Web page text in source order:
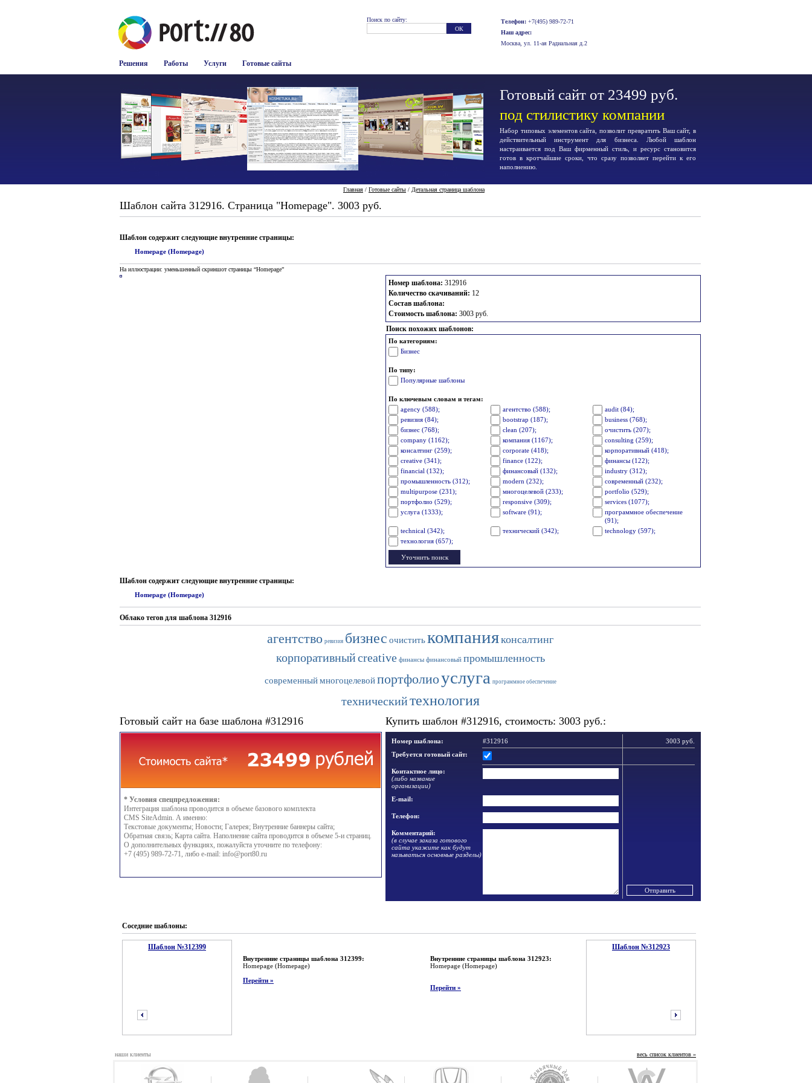
Решения Работы Услуги Готовые сайты
Поиск по сайту: Телефон: +7(495) 989-72-71
Наш адрес:
Москва, ул. 11-ая Радиальная д.2
Готовый сайт от 23499 руб.
под стилистику компании
Набор типовых элементов сайта, позволит превратить Ваш сайт, в
действительный инструмент для бизнеса. Любой шаблон
настраивается под Ваш фирменный стиль, и ресурс становится
готов в кротчайшие сроки, что сразу позволяет перейти к его
наполнению.
Главная / Готовые сайты / Детальная страница шаблона
Шаблон сайта 312916. Страница "Homepage". 3003 руб.
Шаблон содержит следующие внутренние страницы:
Homepage (Homepage)
На иллюстрации: уменьшенный скриншот страницы “Homepage”
Номер шаблона: 312916
Количество скачиваний: 12
Состав шаблона:
Стоимость шаблона: 3003 руб.
Поиск похожих шаблонов:
По категориям:
Бизнес
По типу:
Популярные шаблоны
По ключевым словам и тегам:
agency (588);
агентство (588);
audit (84);
ревизия (84);
bootstrap (187);
business (768);
бизнес (768);
clean (207);
очистить (207);
company (1162);
компания (1167);
consulting (259);
консалтинг (259);
corporate (418);
корпоративный (418);
creative (341);
finance (122);
финансы (122);
financial (132);
финансовый (132);
industry (312);
промышленность (312);
modern (232);
современный (232);
multipurpose (231);
многоцелевой (233);
portfolio (529);
портфолио (529);
responsive (309);
services (1077);
услуга (1333);
software (91);
программное обеспечение
(91);
technical (342);
технический (342);
technology (597);
технология (657);
Шаблон содержит следующие внутренние страницы:
Homepage (Homepage)
Облако тегов для шаблона 312916
агентство ревизия бизнес очиститькомпанияконсалтинг
корпоративныйcreative финансы финансовый промышленность
современный многоцелевой портфолиоуслуга программное обеспечение
техническийтехнология
Готовый сайт на базе шаблона #312916
* Условия спецпредложения:
Интеграция шаблона проводится в объеме базового комплекта
CMS SiteAdmin. А именно:
Текстовые документы; Новости; Галерея; Внутренние баннеры сайта;
Обратная связь; Карта сайта. Наполнение сайта проводится в объеме 5-и страниц.
О дополнительных функциях, пожалуйста уточните по телефону:
+7 (495) 989-72-71, либо e-mail: info@port80.ru
Купить шаблон #312916, стоимость: 3003 руб.:
Номер шаблона: #312916
3003 руб.
Требуется готовый сайт:
Контактное лицо:
(либо название
организации)
E-mail:
Телефон:
Комментарий:
(в случае заказа готового
сайта укажите как будут
называться основные разделы)
Соседние шаблоны:
Шаблон №312399
Внутренние страницы шаблона 312399:
Homepage (Homepage)
Перейти »
Шаблон №312923
Внутренние страницы шаблона 312923:
Homepage (Homepage)
Перейти »
наши клиенты весь список клиентов »